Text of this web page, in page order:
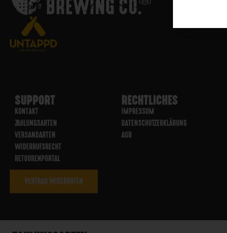
SUPPORT
KONTAKT
ZAHLUNGSARTEN
VERSANDARTEN
WIDERRUFSRECHT
RETOURENPORTAL
RECHTLICHES
IMPRESSUM
DATENSCHUTZERKLÄRUNG
AGB
VERTRAG WIDERRUFEN